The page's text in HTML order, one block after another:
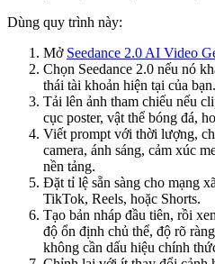
Dùng quy trình này:
Mở Seedance 2.0 AI Video
Chọn Seedance 2.0 nếu nó
thái tài khoản hiện tại của bạn.
Tải lên ảnh tham chiếu nếu
cục poster, vật thể bóng đá,
Viết prompt với thời lượng,
camera, ánh sáng, cảm xúc
nền tảng.
Đặt tỉ lệ sẵn sàng cho mạng
TikTok, Reels, hoặc Shorts.
Tạo bản nháp đầu tiên, rồi
độ ổn định chủ thể, độ rõ
không cần dấu hiệu chính